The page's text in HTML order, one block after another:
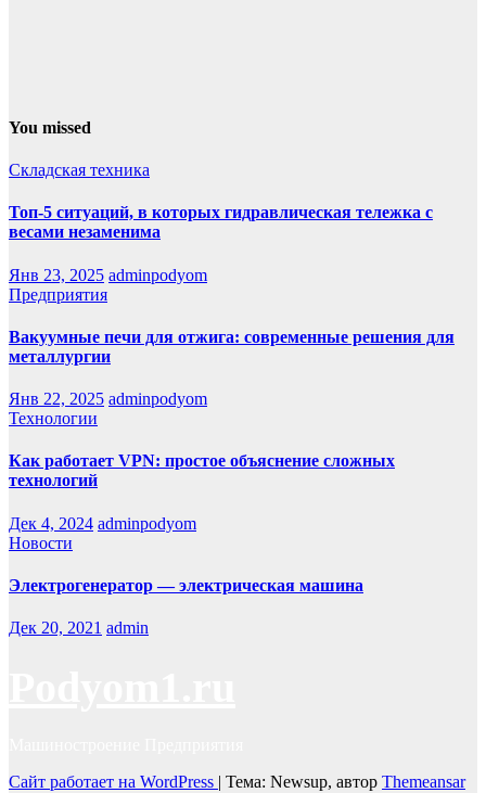
You missed
Складская техника
Топ-5 ситуаций, в которых гидравлическая тележка с
весами незаменима
Янв 23, 2025 adminpodyom
Предприятия
Вакуумные печи для отжига: современные решения для
металлургии
Янв 22, 2025 adminpodyom
Технологии
Как работает VPN: простое объяснение сложных
технологий
Дек 4, 2024 adminpodyom
Новости
Электрогенератор — электрическая машина
Дек 20, 2021 admin
Сайт работает на WordPress | Тема: Newsup, автор Themeansar